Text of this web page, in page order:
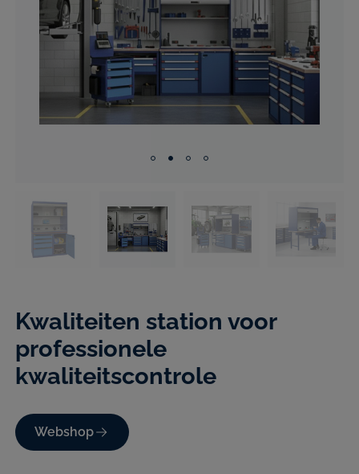
Kwaliteiten station voor
professionele
kwaliteitscontrole
Webshop